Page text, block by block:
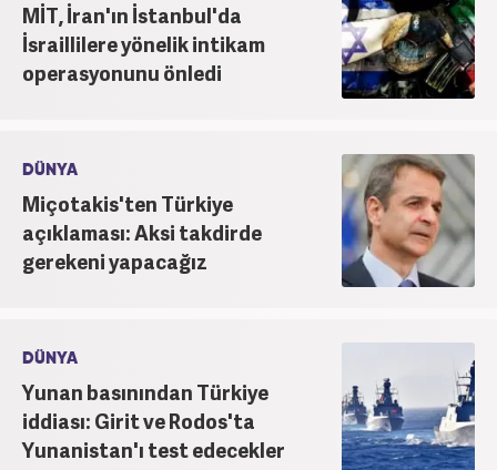
MİT, İran'ın İstanbul'da
İsraillilere yönelik intikam
operasyonunu önledi
DÜNYA
Miçotakis'ten Türkiye
açıklaması: Aksi takdirde
gerekeni yapacağız
DÜNYA
Yunan basınından Türkiye
iddiası: Girit ve Rodos'ta
Yunanistan'ı test edecekler